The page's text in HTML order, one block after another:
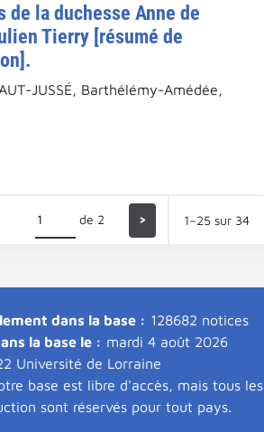
de la duchesse Anne de
Tierry [résumé de
JUSSÉ, Barthélémy-Amédée,
de 2 > 1–25 sur 34
dans la base : 128682 notices
la base le : mardi 4 août 2026
Université de Lorraine
base est libre d'accès, mais tous les
sont réservés pour tout pays.